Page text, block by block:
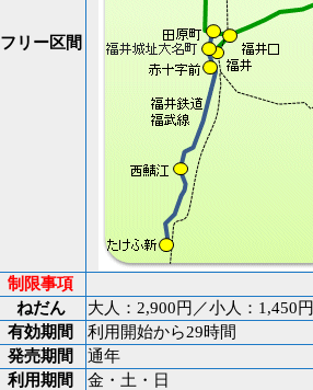
フリー区間
制限事項
ねだん
大人：2,900円／小人：1,450円
有効期間
利用開始から29時間
発売期間
通年
利用期間
金・土・日